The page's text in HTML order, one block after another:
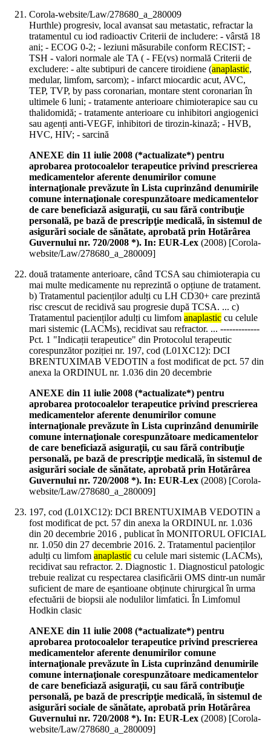
Corola-website/Law/278680_a_280009
Hurthle) progresiv, local avansat sau metastatic, refractar la
tratamentul cu iod radioactiv Criterii de includere: - vârstă 18
ani; - ECOG 0-2; - leziuni măsurabile conform RECIST; -
TSH - valori normale ale TA ( - FE(vs) normală Criterii de
excludere: - alte subtipuri de cancere tiroidiene (anaplastic,
medular, limfom, sarcom); - infarct miocardic acut, AVC,
TEP, TVP, by pass coronarian, montare stent coronarian în
ultimele 6 luni; - tratamente anterioare chimioterapice sau cu
thalidomidă; - tratamente anterioare cu inhibitori angiogenici
sau agenți anti-VEGF, inhibitori de tirozin-kinază; - HVB,
HVC, HIV; - sarcină
ANEXE din 11 iulie 2008 (*actualizate*) pentru
aprobarea protocoalelor terapeutice privind prescrierea
medicamentelor aferente denumirilor comune
internaţionale prevăzute în Lista cuprinzând denumirile
comune internaţionale corespunzătoare medicamentelor
de care beneficiază asiguraţii, cu sau fără contribuţie
personală, pe bază de prescripţie medicală, în sistemul de
asigurări sociale de sănătate, aprobată prin Hotărârea
Guvernului nr. 720/2008 *). In: EUR-Lex (2008) [Corola-
website/Law/278680_a_280009]
două tratamente anterioare, când TCSA sau chimioterapia cu
mai multe medicamente nu reprezintă o opțiune de tratament.
b) Tratamentul pacienților adulți cu LH CD30+ care prezintă
risc crescut de recidivă sau progresie după TCSA. ... c)
Tratamentul pacienților adulți cu limfom anaplastic cu celule
mari sistemic (LACMs), recidivat sau refractor. ... -------------
Pct. 1 "Indicații terapeutice" din Protocolul terapeutic
corespunzător poziției nr. 197, cod (L01XC12): DCI
BRENTUXIMAB VEDOTIN a fost modificat de pct. 57 din
anexa la ORDINUL nr. 1.036 din 20 decembrie
ANEXE din 11 iulie 2008 (*actualizate*) pentru
aprobarea protocoalelor terapeutice privind prescrierea
medicamentelor aferente denumirilor comune
internaţionale prevăzute în Lista cuprinzând denumirile
comune internaţionale corespunzătoare medicamentelor
de care beneficiază asiguraţii, cu sau fără contribuţie
personală, pe bază de prescripţie medicală, în sistemul de
asigurări sociale de sănătate, aprobată prin Hotărârea
Guvernului nr. 720/2008 *). In: EUR-Lex (2008) [Corola-
website/Law/278680_a_280009]
197, cod (L01XC12): DCI BRENTUXIMAB VEDOTIN a
fost modificat de pct. 57 din anexa la ORDINUL nr. 1.036
din 20 decembrie 2016 , publicat în MONITORUL OFICIAL
nr. 1.050 din 27 decembrie 2016. 2. Tratamentul pacienților
adulți cu limfom anaplastic cu celule mari sistemic (LACMs),
recidivat sau refractor. 2. Diagnostic 1. Diagnosticul patologic
trebuie realizat cu respectarea clasificării OMS dintr-un număr
suficient de mare de eșantioane obținute chirurgical în urma
efectuării de biopsii ale nodulilor limfatici. În Limfomul
Hodkin clasic
ANEXE din 11 iulie 2008 (*actualizate*) pentru
aprobarea protocoalelor terapeutice privind prescrierea
medicamentelor aferente denumirilor comune
internaţionale prevăzute în Lista cuprinzând denumirile
comune internaţionale corespunzătoare medicamentelor
de care beneficiază asiguraţii, cu sau fără contribuţie
personală, pe bază de prescripţie medicală, în sistemul de
asigurări sociale de sănătate, aprobată prin Hotărârea
Guvernului nr. 720/2008 *). In: EUR-Lex (2008) [Corola-
website/Law/278680_a_280009]